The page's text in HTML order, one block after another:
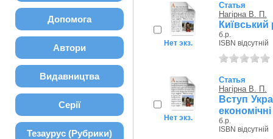
Допомога
Автори
Видавництва
Серії
Тезаурус (Рубрики)
Нет экз.
Статья
Нагірна В. П.
Київський
б.р.
ISBN відсутній
Нет экз.
Статья
Нагірна В. П.
Вступ
економічні
б.р.
ISBN відсутній